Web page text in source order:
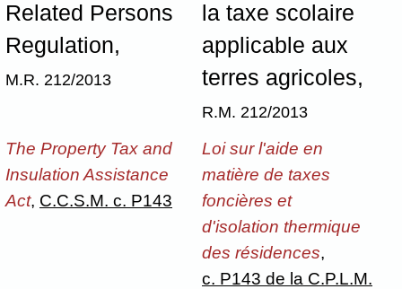
Related Persons
Regulation,
M.R. 212/2013
la taxe scolaire
applicable aux
terres agricoles,
R.M. 212/2013
The Property Tax and
Insulation Assistance
Act, C.C.S.M. c. P143
Loi sur l'aide en
matière de taxes
foncières et
d'isolation thermique
des résidences,
c. P143 de la C.P.L.M.